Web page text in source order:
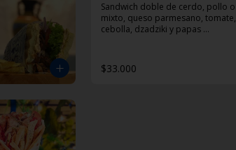
Sandwich doble de cerdo, pollo o
mixto, queso parmesano, tomate,
cebolla, dzadziki y papas
$33.000